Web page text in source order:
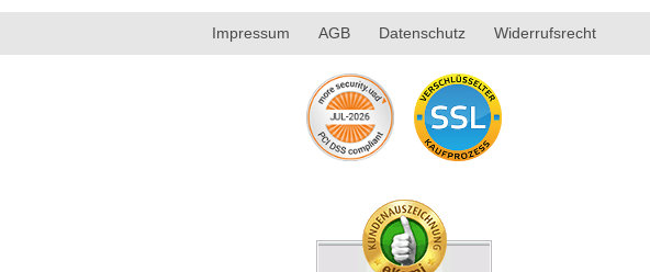
Impressum AGB Datenschutz Widerrufsrecht